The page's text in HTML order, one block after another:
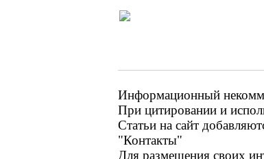
Информационный
При цитировании и
Статьи на сайт
"Контакты"
Для размещения своих